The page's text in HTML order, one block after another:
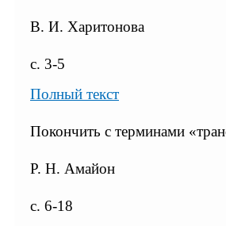
В. И. Харитонова
с. 3-5
Полный текст
Покончить с терминами
Р. Н. Амайон
с. 6-18